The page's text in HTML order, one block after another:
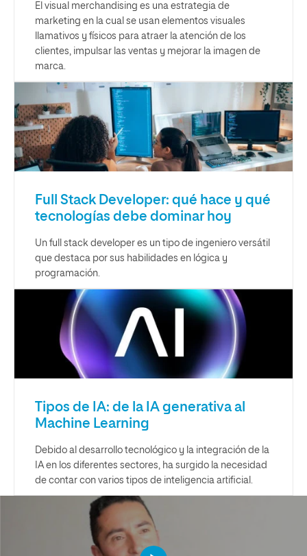
El visual merchandising es una estrategia de
marketing en la cual se usan elementos visuales
llamativos y físicos para atraer la atención de los
clientes, impulsar las ventas y mejorar la imagen de
marca.
Full Stack Developer: qué hace y qué
tecnologías debe dominar hoy
Un full stack developer es un tipo de ingeniero versátil
que destaca por sus habilidades en lógica y
programación.
Tipos de IA: de la IA generativa al
Machine Learning
Debido al desarrollo tecnológico y la integración de la
IA en los diferentes sectores, ha surgido la necesidad
de contar con varios tipos de inteligencia artificial.